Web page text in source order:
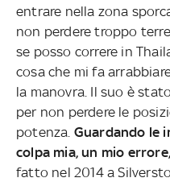
entrare nella zona
non perdere troppo
se posso correre in
cosa che mi fa
la manovra. Il suo è
per non perdere le
potenza. Guardando le
colpa mia, un mio
fatto nel 2014 a